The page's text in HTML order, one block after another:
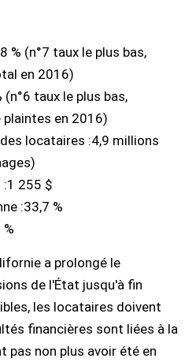
% (n°7 taux le plus bas,
en 2016)
(n°6 taux le plus bas,
en 2016)
locataires :4,9 millions
:1 255 $
:33,7 %
a prolongé le
de l'État jusqu'à fin
les locataires doivent
financières sont liées à la
pas non plus avoir été en